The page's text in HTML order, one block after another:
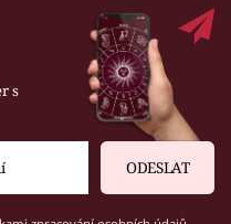
s
ODESLAT